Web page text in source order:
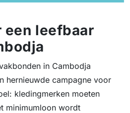
een leefbaar
in Cambodja
hernieuwde campagne voor
kledingmerken moeten
minimumloon wordt